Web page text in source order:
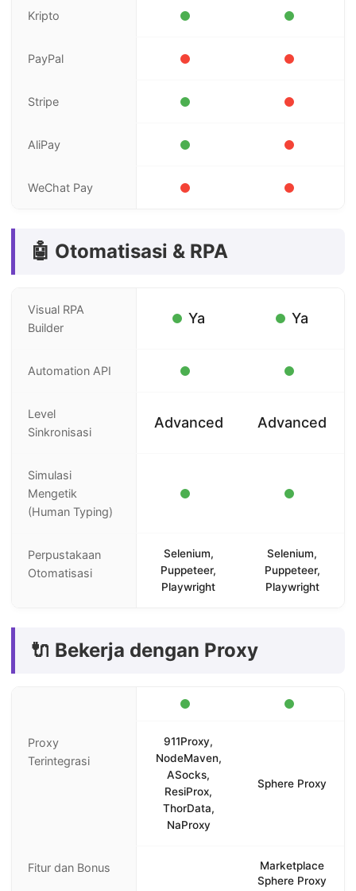
Kripto
PayPal
Stripe
AliPay
WeChat Pay
🤖 Otomatisasi & RPA
Visual RPA
Builder
Ya Ya
Automation API
Level
Sinkronisasi
Advanced Advanced
Simulasi
Mengetik
(Human Typing)
Perpustakaan
Otomatisasi
Selenium,
Puppeteer,
Playwright
Selenium,
Puppeteer,
Playwright
🔌 Bekerja dengan Proxy
Proxy
Terintegrasi
911Proxy,
NodeMaven,
ASocks,
ResiProx,
ThorData,
NaProxy
Sphere Proxy
Fitur dan Bonus
Marketplace
Sphere Proxy